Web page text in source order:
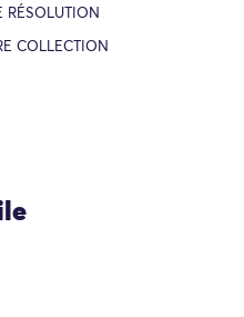
RÉSOLUTION
COLLECTION